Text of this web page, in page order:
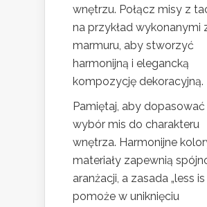
wnętrzu. Połącz misy z
na przykład wykonanymi
marmuru, aby stworzyć
harmonijną i elegancką
kompozycję dekoracyjną.
Pamiętaj, aby dopasować
wybór mis do charakteru
wnętrza. Harmonijne
materiały zapewnią
aranżacji, a zasada „less is
pomoże w uniknięciu